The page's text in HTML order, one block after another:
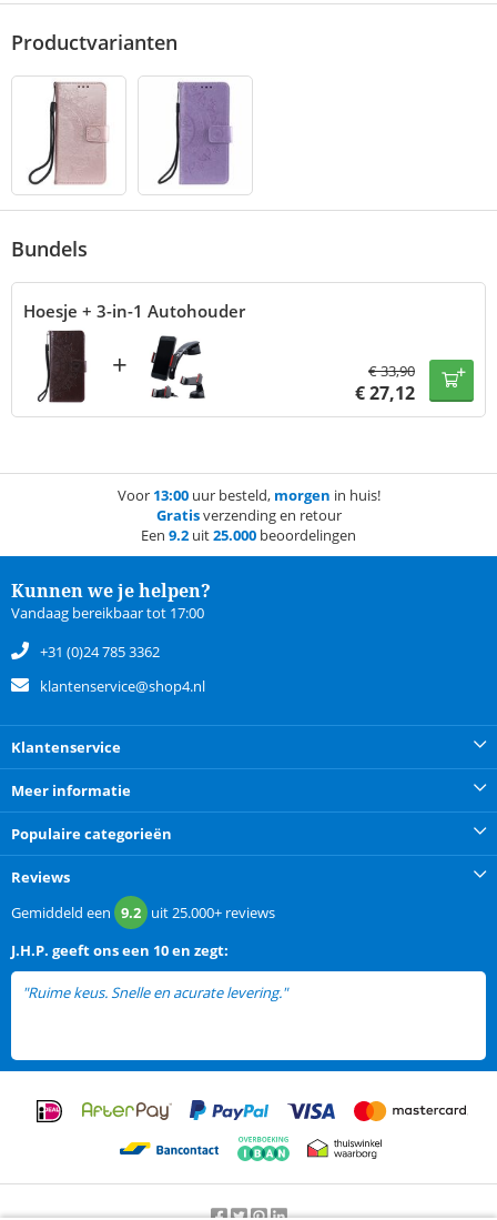
Productvarianten
Bundels
Hoesje + 3-in-1 Autohouder
+ €33,90
€27,12
Voor 13:00uur besteld, morgen in huis!
Gratisverzending en retour
Een 9.2 uit25.000 beoordelingen
Kunnen we je helpen?
Vandaag bereikbaar tot 17:00
+31 (0)24 785 3362
klantenservice@shop4.nl
Klantenservice
Meer informatie
Populaire categorieën
Reviews
Gemiddeld een 9.2 uit25.000+ reviews
J.H.P. geeft ons een 10 en zegt:
"Ruime keus. Snelle en acurate levering."